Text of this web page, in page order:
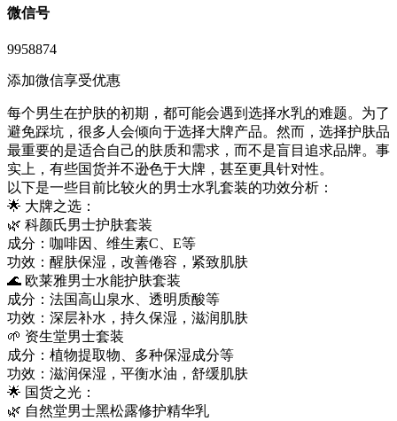
微信号
9958874
添加微信享受优惠
每个男生在护肤的初期，都可能会遇到选择水乳的难题。为了
避免踩坑，很多人会倾向于选择大牌产品。然而，选择护肤品
最重要的是适合自己的肤质和需求，而不是盲目追求品牌。事
实上，有些国货并不逊色于大牌，甚至更具针对性。
以下是一些目前比较火的男士水乳套装的功效分析：
🌟 大牌之选：
🌿 科颜氏男士护肤套装
成分：咖啡因、维生素C、E等
功效：醒肤保湿，改善倦容，紧致肌肤
🌊 欧莱雅男士水能护肤套装
成分：法国高山泉水、透明质酸等
功效：深层补水，持久保湿，滋润肌肤
🌱 资生堂男士套装
成分：植物提取物、多种保湿成分等
功效：滋润保湿，平衡水油，舒缓肌肤
🌟 国货之光：
🌿 自然堂男士黑松露修护精华乳